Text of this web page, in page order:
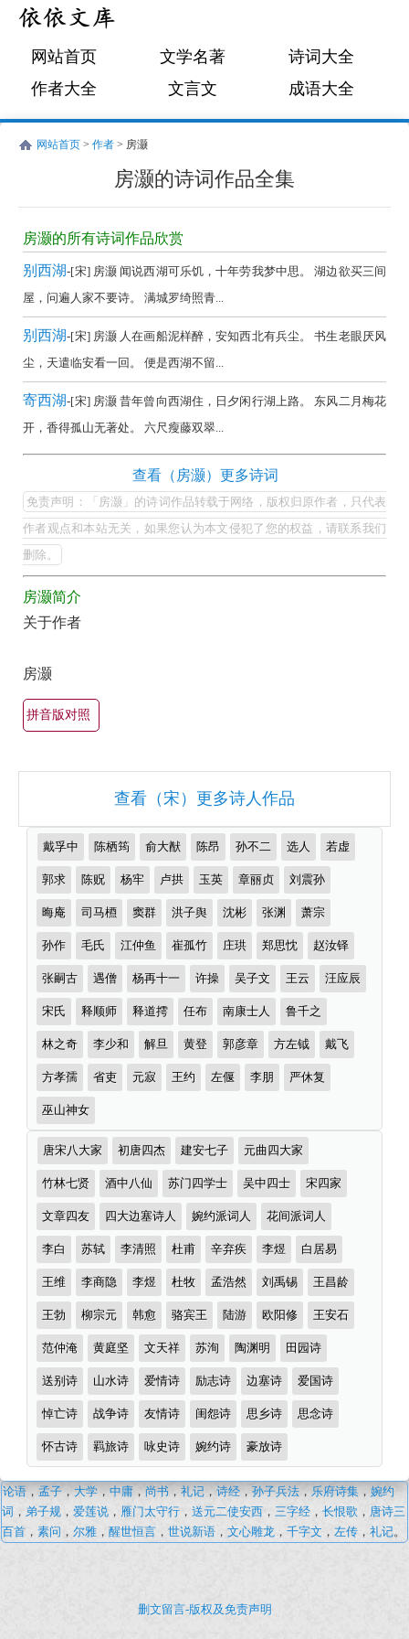
网站首页 文学名著
诗词大全
作者大全
文言文 成语大全
网站首页 > 作者 > 房灏
房灏的诗词作品全集
房
灏
的
诗
词
作
品
全
集
欣
（全
部
所
有
集
古
诗
词
房灏的所有诗词作品欣赏
别西湖-[宋] 房灏 闻说西湖可乐饥，十年劳我梦中思。 湖边欲买三间
屋，问遍人家不要诗。 满城罗绮照青...
别西湖-[宋] 房灏 人在画船泥样醉，安知西北有兵尘。 书生老眼厌风
尘，天遣临安看一回。 便是西湖不留...
寄西湖-[宋] 房灏 昔年曾向西湖住，日夕闲行湖上路。 东风二月梅花
开，香得孤山无著处。 六尺瘦藤双翠...
灏
的
最
美
最
有
古
诗
词
选
首）
查看（房灏）更多诗词
免责声明：「房灏」的诗词作品转载于网络，版权归原作者，只代表
作者观点和本站无关，如果您认为本文侵犯了您的权益，请联系我们
删除。
房灏简介
关于作者
房灏
拼音版对照
查看（宋）更多诗人作品
推
荐
作
者
戴孚中 陈栖筠 俞大猷 陈昂 孙不二 选人 若虚
郭求 陈贶 杨牢 卢拱 玉英 章丽贞 刘震孙
晦庵 司马槱 窦群 洪子舆 沈彬 张渊 萧宗
孙作 毛氏 江仲鱼 崔孤竹 庄珙 郑思忱 赵汝铎
张嗣古 遇僧 杨再十一 许操 吴子文 王云 汪应辰
宋氏 释顺师 释道摴 任布 南康士人 鲁千之
林之奇 李少和 解旦 黄登 郭彦章 方左钺 戴飞
方孝孺 省吏 元寂 王约 左偃 李朋 严休复
巫山神女
诗
词
分
类
唐宋八大家 初唐四杰 建安七子 元曲四大家
竹林七贤 酒中八仙 苏门四学士 吴中四士 宋四家
文章四友 四大边塞诗人 婉约派词人 花间派词人
李白 苏轼 李清照 杜甫 辛弃疾 李煜 白居易
王维 李商隐 李煜 杜牧 孟浩然 刘禹锡 王昌龄
王勃 柳宗元 韩愈 骆宾王 陆游 欧阳修 王安石
范仲淹 黄庭坚 文天祥 苏洵 陶渊明 田园诗
送别诗 山水诗 爱情诗 励志诗 边塞诗 爱国诗
悼亡诗 战争诗 友情诗 闺怨诗 思乡诗 思念诗
怀古诗 羁旅诗 咏史诗 婉约诗 豪放诗
房
灏
·
论语，孟子，大学 ，中庸 ，尚书 ，礼记 ，诗经 ，孙子兵法 ， 乐府诗集 ，婉约
词 ， 弟子规 ，爱莲说 ， 雁门太守行 ，送元二使安西 ，三字经 ，长恨歌 ， 唐诗三
百首 ，素问 ，尔雅 ，醒世恒言 ，世说新语 ，文心雕龙 ，千字文 ，左传 ，礼记。
删文留言-版权及免责声明